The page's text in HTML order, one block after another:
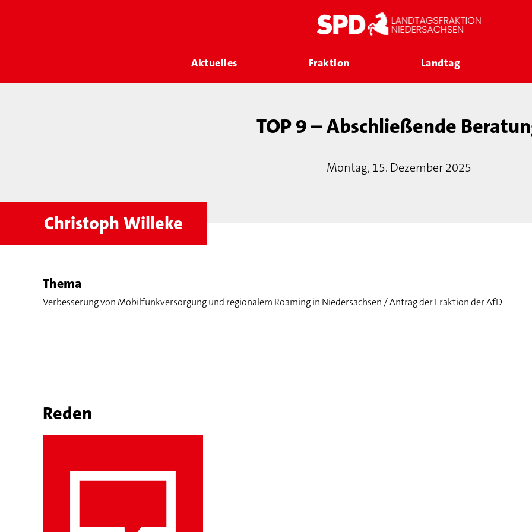
Aktuelles Fraktion Landtag
TOP 9 – Abschließende
Montag, 15. Dezember 2025
Christoph Willeke
Thema
Verbesserung von Mobilfunkversorgung und regionalem Roaming in Niedersachsen / Antrag der Fraktion der AfD
Reden